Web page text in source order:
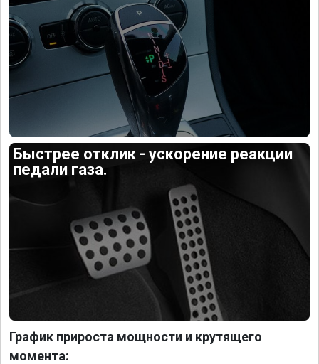
Быстрее отклик - ускорение реакции
педали газа.
График прироста мощности и крутящего
момента: